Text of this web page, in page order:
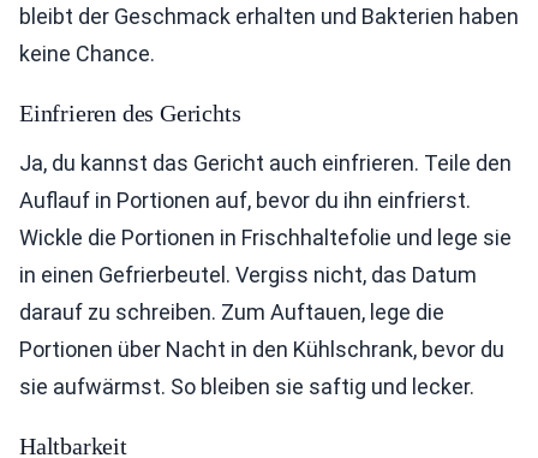
bleibt der Geschmack erhalten und Bakterien haben
keine Chance.
Einfrieren des Gerichts
Ja, du kannst das Gericht auch einfrieren. Teile den
Auflauf in Portionen auf, bevor du ihn einfrierst.
Wickle die Portionen in Frischhaltefolie und lege sie
in einen Gefrierbeutel. Vergiss nicht, das Datum
darauf zu schreiben. Zum Auftauen, lege die
Portionen über Nacht in den Kühlschrank, bevor du
sie aufwärmst. So bleiben sie saftig und lecker.
Haltbarkeit